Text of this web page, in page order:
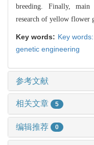
breeding. Finally, main
research of yellow flower
Key words: Key
genetic engineering
参考文献
相关文章 5
编辑推荐 0